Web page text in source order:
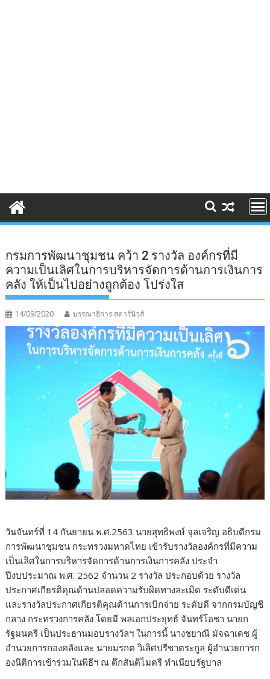
กรมการพัฒนาชุมชน คว้า 2 รางวัล องค์กรที่มี
ความเป็นเลิศในการบริหารจัดการด้านการเงินการ
คลัง ให้เป็นไปอย่างถูกต้อง โปร่งใส
14/09/2020 บรรณาธิการ สตาร์นิวส์
วันจันทร์ที่ 14 กันยายน พ.ศ.2563 นายสุทธิพงษ์ จุลเจริญ อธิบดีกรม
การพัฒนาชุมชน กระทรวงมหาดไทย เข้ารับรางวัลองค์กรที่มีความ
เป็นเลิศในการบริหารจัดการด้านการเงินการคลัง ประจำ
ปีงบประมาณ พ.ศ. 2562 จำนวน 2 รางวัล ประกอบด้วย รางวัล
ประกาศเกียรติคุณด้านปลอดความรับผิดทางละเมิด ระดับดีเด่น
และรางวัลประกาศเกียรติคุณด้านการเบิกจ่าย ระดับดี จากกรมบัญชี
กลาง กระทรวงการคลัง โดยมี พลเอกประยุทธ์ จันทร์โอชา นายก
รัฐมนตรี เป็นประธานมอบรางวัลฯ ในการนี้ นางชยาณี มัจฉาเดช ผู้
อำนวยการกองคลังและ นายมรกต วิเลิศปรีชาตระกูล ผู้อำนวยการก
องนิติการเข้าร่วมในพิธีฯ ณ ตึกสันติไมตรี ทำเนียบรัฐบาล